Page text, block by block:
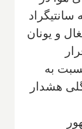
به بیش از ۴۰ درجه سانتیگراد
و یونان
به
هشدار